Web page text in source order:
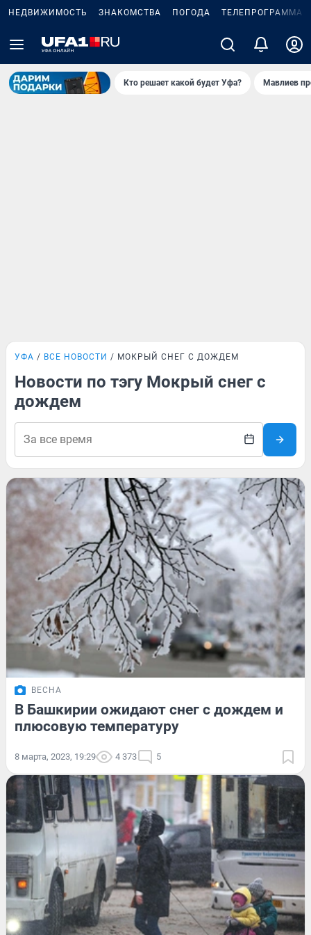
НЕДВИЖИМОСТЬ ЗНАКОМСТВА ПОГОДА ТЕЛЕПРОГРАММА
Кто решает какой будет Уфа? Мавлиев
УФА ВСЕ НОВОСТИ МОКРЫЙ СНЕГ С ДОЖДЕМ
Новости по тэгу Мокрый снег с
дождем
ВЕСНА
В Башкирии ожидают снег с дождем и
плюсовую температуру
8 марта, 2023, 19:29 4 373 5